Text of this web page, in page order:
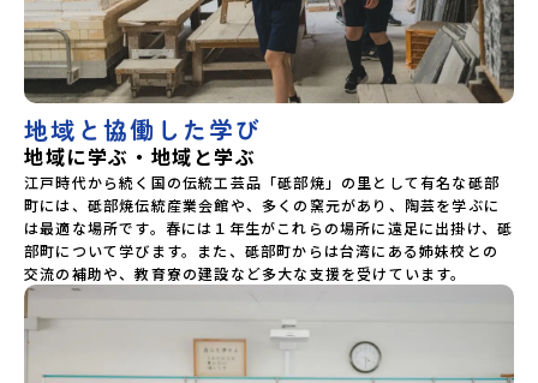
地域と協働した学び
地域に学ぶ・地域と学ぶ
江戸時代から続く国の伝統工芸品「砥部焼」の里として有名な砥部
町には、砥部焼伝統産業会館や、多くの窯元があり、陶芸を学ぶに
は最適な場所です。春には１年生がこれらの場所に遠足に出掛け、砥
部町について学びます。また、砥部町からは台湾にある姉妹校との
交流の補助や、教育寮の建設など多大な支援を受けています。